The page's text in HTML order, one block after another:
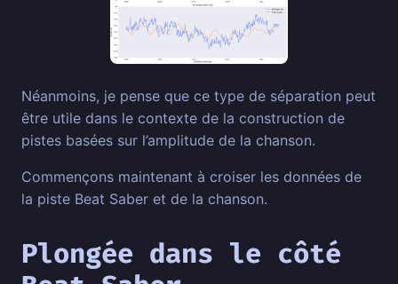
Néanmoins, je pense que ce type de séparation peut
être utile dans le contexte de la construction de
pistes basées sur l’amplitude de la chanson.
Commençons maintenant à croiser les données de
la piste Beat Saber et de la chanson.
Plongée dans le côté